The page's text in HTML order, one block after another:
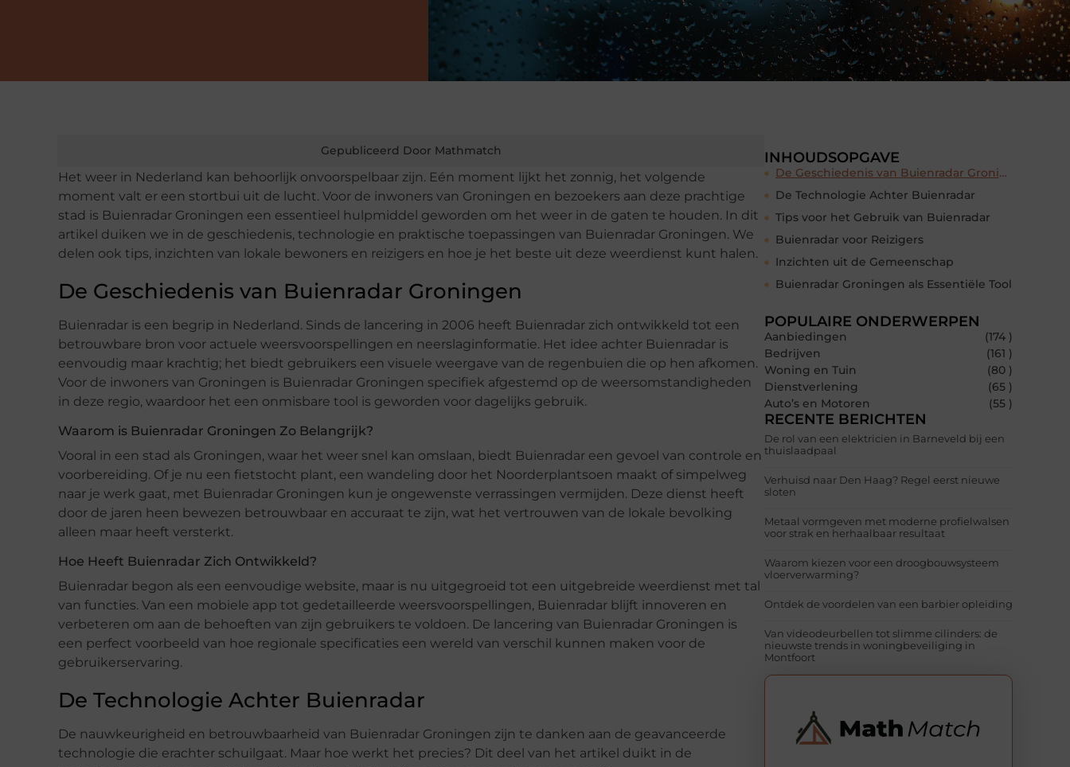
Gepubliceerd Door Mathmatch
Het weer in Nederland kan behoorlijk onvoorspelbaar zijn. Eén moment lijkt het zonnig, het volgende
moment valt er een stortbui uit de lucht. Voor de inwoners van Groningen en bezoekers aan deze prachtige
stad is Buienradar Groningen een essentieel hulpmiddel geworden om het weer in de gaten te houden. In dit
artikel duiken we in de geschiedenis, technologie en praktische toepassingen van Buienradar Groningen. We
delen ook tips, inzichten van lokale bewoners en reizigers en hoe je het beste uit deze weerdienst kunt halen.
De Geschiedenis van Buienradar Groningen
Buienradar is een begrip in Nederland. Sinds de lancering in 2006 heeft Buienradar zich ontwikkeld tot een
betrouwbare bron voor actuele weersvoorspellingen en neerslaginformatie. Het idee achter Buienradar is
eenvoudig maar krachtig; het biedt gebruikers een visuele weergave van de regenbuien die op hen afkomen.
Voor de inwoners van Groningen is Buienradar Groningen specifiek afgestemd op de weersomstandigheden
in deze regio, waardoor het een onmisbare tool is geworden voor dagelijks gebruik.
Waarom is Buienradar Groningen Zo Belangrijk?
Vooral in een stad als Groningen, waar het weer snel kan omslaan, biedt Buienradar een gevoel van controle en
voorbereiding. Of je nu een fietstocht plant, een wandeling door het Noorderplantsoen maakt of simpelweg
naar je werk gaat, met Buienradar Groningen kun je ongewenste verrassingen vermijden. Deze dienst heeft
door de jaren heen bewezen betrouwbaar en accuraat te zijn, wat het vertrouwen van de lokale bevolking
alleen maar heeft versterkt.
Hoe Heeft Buienradar Zich Ontwikkeld?
Buienradar begon als een eenvoudige website, maar is nu uitgegroeid tot een uitgebreide weerdienst met tal
van functies. Van een mobiele app tot gedetailleerde weersvoorspellingen, Buienradar blijft innoveren en
verbeteren om aan de behoeften van zijn gebruikers te voldoen. De lancering van Buienradar Groningen is
een perfect voorbeeld van hoe regionale specificaties een wereld van verschil kunnen maken voor de
gebruikerservaring.
De Technologie Achter Buienradar
De nauwkeurigheid en betrouwbaarheid van Buienradar Groningen zijn te danken aan de geavanceerde
technologie die erachter schuilgaat. Maar hoe werkt het precies? Dit deel van het artikel duikt in de
INHOUDSOPGAVE
De Geschiedenis van Buienradar Groningen
De Technologie Achter Buienradar
Tips voor het Gebruik van Buienradar
Buienradar voor Reizigers
Inzichten uit de Gemeenschap
Buienradar Groningen als Essentiële Tool
POPULAIRE ONDERWERPEN
Aanbiedingen
(174 )
Bedrijven
(161 )
Woning en Tuin
(80 )
Dienstverlening
(65 )
Auto’s en Motoren
(55 )
RECENTE BERICHTEN
De rol van een elektricien in Barneveld bij een
thuislaadpaal
Verhuisd naar Den Haag? Regel eerst nieuwe
sloten
Metaal vormgeven met moderne profielwalsen
voor strak en herhaalbaar resultaat
Waarom kiezen voor een droogbouwsysteem
vloerverwarming?
Ontdek de voordelen van een barbier opleiding
Van videodeurbellen tot slimme cilinders: de
nieuwste trends in woningbeveiliging in
Montfoort